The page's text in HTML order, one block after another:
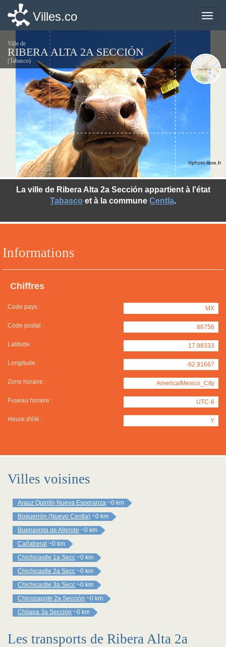
Toggle
Villes.co
Ville de
RIBERA ALTA 2A SECCIÓN
(Tabasco)
Informations
Chiffres
Code pays : MX
Code postal : 86756
Latitude : 17.98333
Longitude : -92.91667
Zone horaire : America/Mexico_City
Fuseau horaire : UTC-6
Heure d'été : Y
La ville de Ribera Alta 2a Sección appartient à l'état
Tabasco et à la commune Centla.
©photo-libre.fr
Villes voisines
Arauz Quintín Nueva Esperanza ~0 km
Boquerrón (Nuevo Centla) ~0 km
Buenavista de Allende ~0 km
Cañaberal ~0 km
Chichicastle 1a Secc ~0 km
Chichicastle 2a Secc ~0 km
Chichicastle 3a Secc ~0 km
Chicozapote 2a Sección ~0 km
Chilapa 3a Sección ~0 km
Les transports de Ribera Alta 2a
Toggle
Villes.co